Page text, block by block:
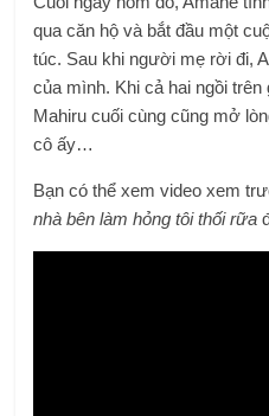
qua căn hộ và bắt đầu một
túc. Sau khi người mẹ rời đi,
của mình. Khi cả hai ngồi
Mahiru cuối cùng cũng mở
cô ấy…
Bạn có thể xem video xem
nhà bên làm hỏng tôi thối rữa